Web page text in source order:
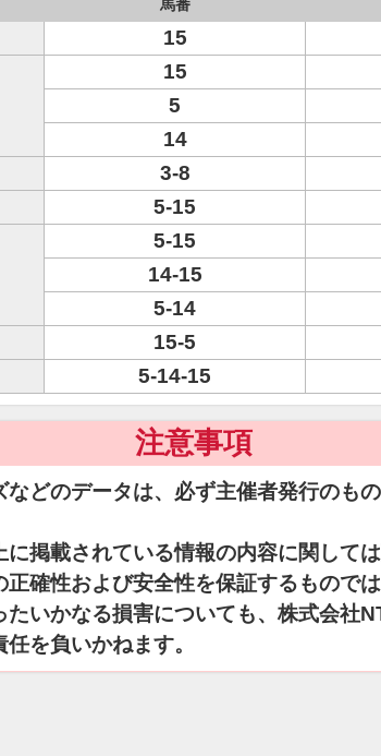
馬番
15
15
5
14
3-8
5-15
5-15
14-15
5-14
15-5
5-14-15
注意事項
などのデータは、必ず主催者発行のも
掲載されている情報の内容に関して
正確性および安全性を保証するもので
たいかなる損害についても、株式会社
を負いかねます。